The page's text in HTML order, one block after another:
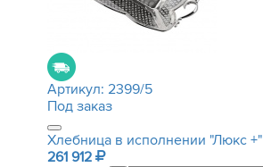
Артикул: 2399/5
Под заказ
Хлебница в исполнении "Люкс +"
261 912